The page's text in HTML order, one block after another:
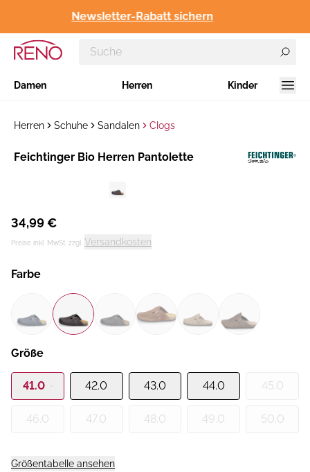
Newsletter-Rabatt sichern
Damen Herren Kinder
Herren Schuhe Sandalen Clogs
Hersteller:
Feichtinger Bio Herren Pantolette
34,99 €
Preise inkl. MwSt. zzgl. Versandkosten
Farbe
Größe
41.0 42.0 43.0 44.0 45.0
46.0 47.0 48.0 49.0 50.0
Größentabelle ansehen